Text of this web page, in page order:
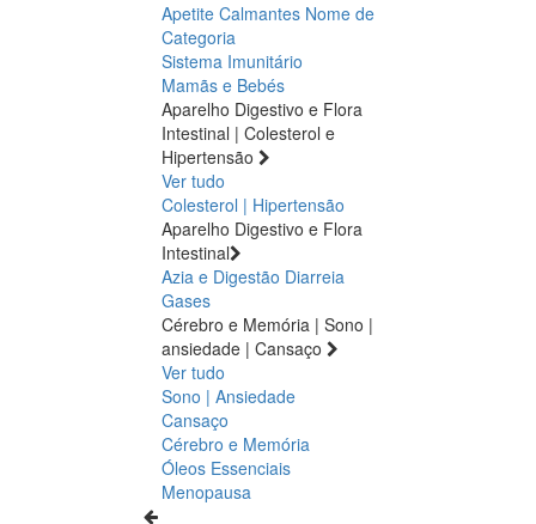
Apetite Calmantes Nome de
Categoria
Sistema Imunitário
Mamãs e Bebés
Aparelho Digestivo e Flora
Intestinal | Colesterol e
Hipertensão
Ver tudo
Colesterol | Hipertensão
Aparelho Digestivo e Flora
Intestinal
Azia e Digestão Diarreia
Gases
Cérebro e Memória | Sono |
ansiedade | Cansaço
Ver tudo
Sono | Ansiedade
Cansaço
Cérebro e Memória
Óleos Essenciais
Menopausa